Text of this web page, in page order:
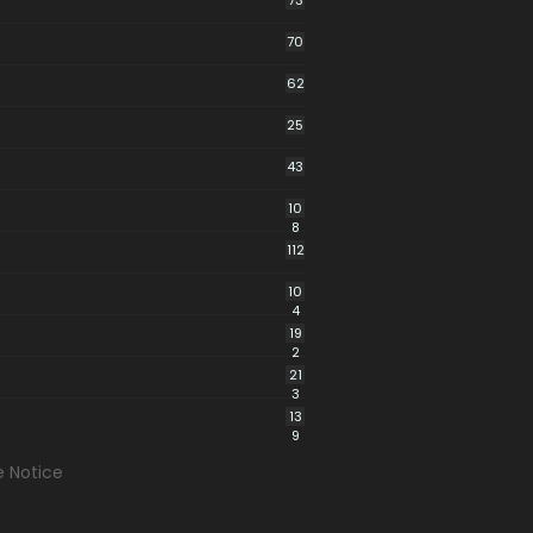
70
62
25
43
10
8
112
10
4
19
2
21
3
13
9
Notice